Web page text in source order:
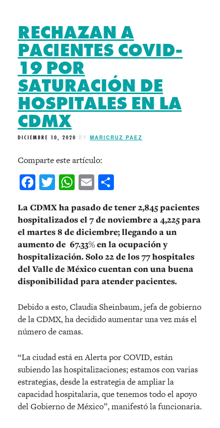
RECHAZAN A
PACIENTES COVID-
19 POR
SATURACIÓN DE
HOSPITALES EN LA
CDMX
DICIEMBRE 10, 2020 BY MARICRUZ PAEZ
Comparte este artículo:
Facebook
Twitter
WhatsApp
Email
La CDMX ha pasado de tener 2,845 pacientes
hospitalizados el 7 de noviembre a 4,225 para
el martes 8 de diciembre; llegando a un
aumento de 67.33% en la ocupación y
hospitalización. Solo 22 de los 77 hospitales
del Valle de México cuentan con una buena
disponibilidad para atender pacientes.
Debido a esto, Claudia Sheinbaum, jefa de gobierno
de la CDMX, ha decidido aumentar una vez más el
número de camas.
“La ciudad está en Alerta por COVID, están
subiendo las hospitalizaciones; estamos con varias
estrategias, desde la estrategia de ampliar la
capacidad hospitalaria, que tenemos todo el apoyo
del Gobierno de México”, manifestó la funcionaria.